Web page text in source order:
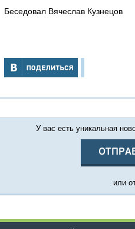
Беседовал Вячеслав Кузнецов
У вас есть уникальная
или